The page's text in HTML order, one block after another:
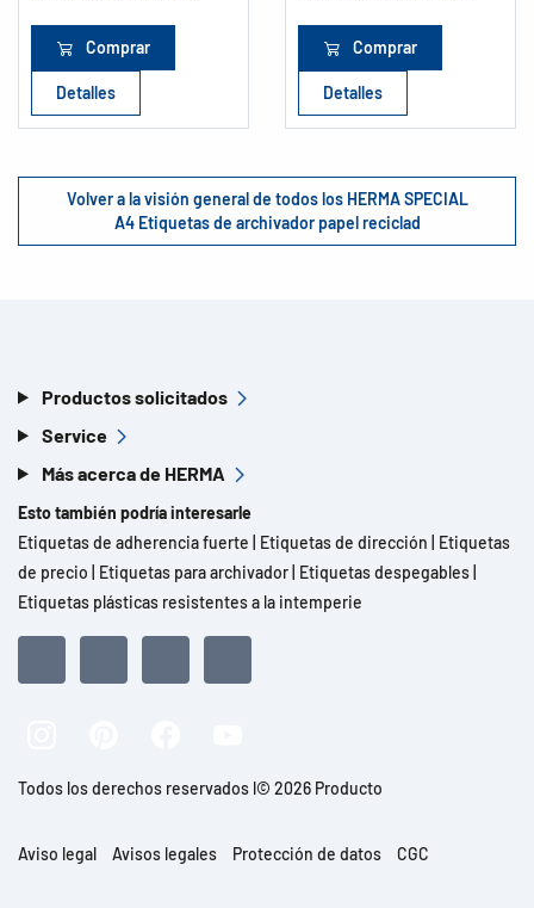
Comprar
Detalles
Comprar
Detalles
Volver a la visión general de todos los HERMA SPECIAL
A4 Etiquetas de archivador papel reciclad
Productos solicitados
Service
Más acerca de HERMA
Esto también podría interesarle
Etiquetas de adherencia fuerte
Etiquetas de dirección
Etiquetas
de precio
Etiquetas para archivador Etiquetas despegables
Etiquetas plásticas resistentes a la intemperie
Todos los derechos reservados l© 2026 Producto
Aviso legal Avisos legales Protección de datos CGC